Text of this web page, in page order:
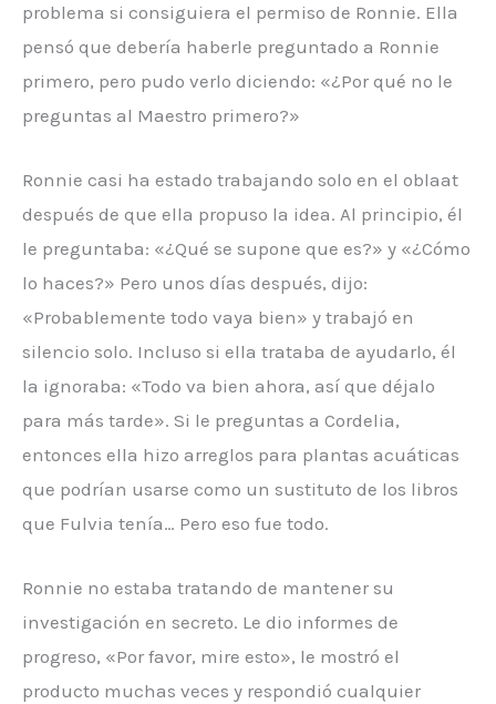
problema si consiguiera el permiso de Ronnie. Ella
pensó que debería haberle preguntado a Ronnie
primero, pero pudo verlo diciendo: «¿Por qué no le
preguntas al Maestro primero?»
Ronnie casi ha estado trabajando solo en el oblaat
después de que ella propuso la idea. Al principio, él
le preguntaba: «¿Qué se supone que es?» y «¿Cómo
lo haces?» Pero unos días después, dijo:
«Probablemente todo vaya bien» y trabajó en
silencio solo. Incluso si ella trataba de ayudarlo, él
la ignoraba: «Todo va bien ahora, así que déjalo
para más tarde». Si le preguntas a Cordelia,
entonces ella hizo arreglos para plantas acuáticas
que podrían usarse como un sustituto de los libros
que Fulvia tenía… Pero eso fue todo.
Ronnie no estaba tratando de mantener su
investigación en secreto. Le dio informes de
progreso, «Por favor, mire esto», le mostró el
producto muchas veces y respondió cualquier